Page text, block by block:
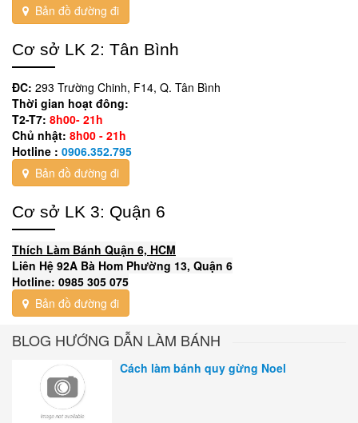
Bản đồ đường đi
Cơ sở LK 2: Tân Bình
ĐC: 293 Trường Chinh, F14, Q. Tân Bình
Thời gian hoạt đông:
T2-T7: 8h00- 21h
Chủ nhật: 8h00 - 21h
Hotline : 0906.352.795
Bản đồ đường đi
Cơ sở LK 3: Quận 6
Thích Làm Bánh Quận 6, HCM
Liên Hệ 92A Bà Hom Phường 13, Quận 6
Hotline: 0985 305 075
Bản đồ đường đi
BLOG HƯỚNG DẪN LÀM BÁNH
Cách làm bánh quy gừng Noel